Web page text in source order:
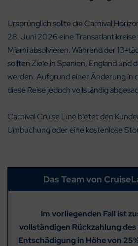
Ursprünglich sollte die Carnival
28. Juni 2026 eine Transatlantikreise
Miami absolvieren. Während der 13-
sollten Ziele in Spanien, England und
werden. Aufgrund einer Änderung in
diese Reise jedoch vollständig
Carnival Cruise Line bietet den
Umbuchung oder eine kostenlose
Das Team von
Im vorliegenden Fall ist
vollständigen Rückzahlung des
Entschädigung in Höhe von